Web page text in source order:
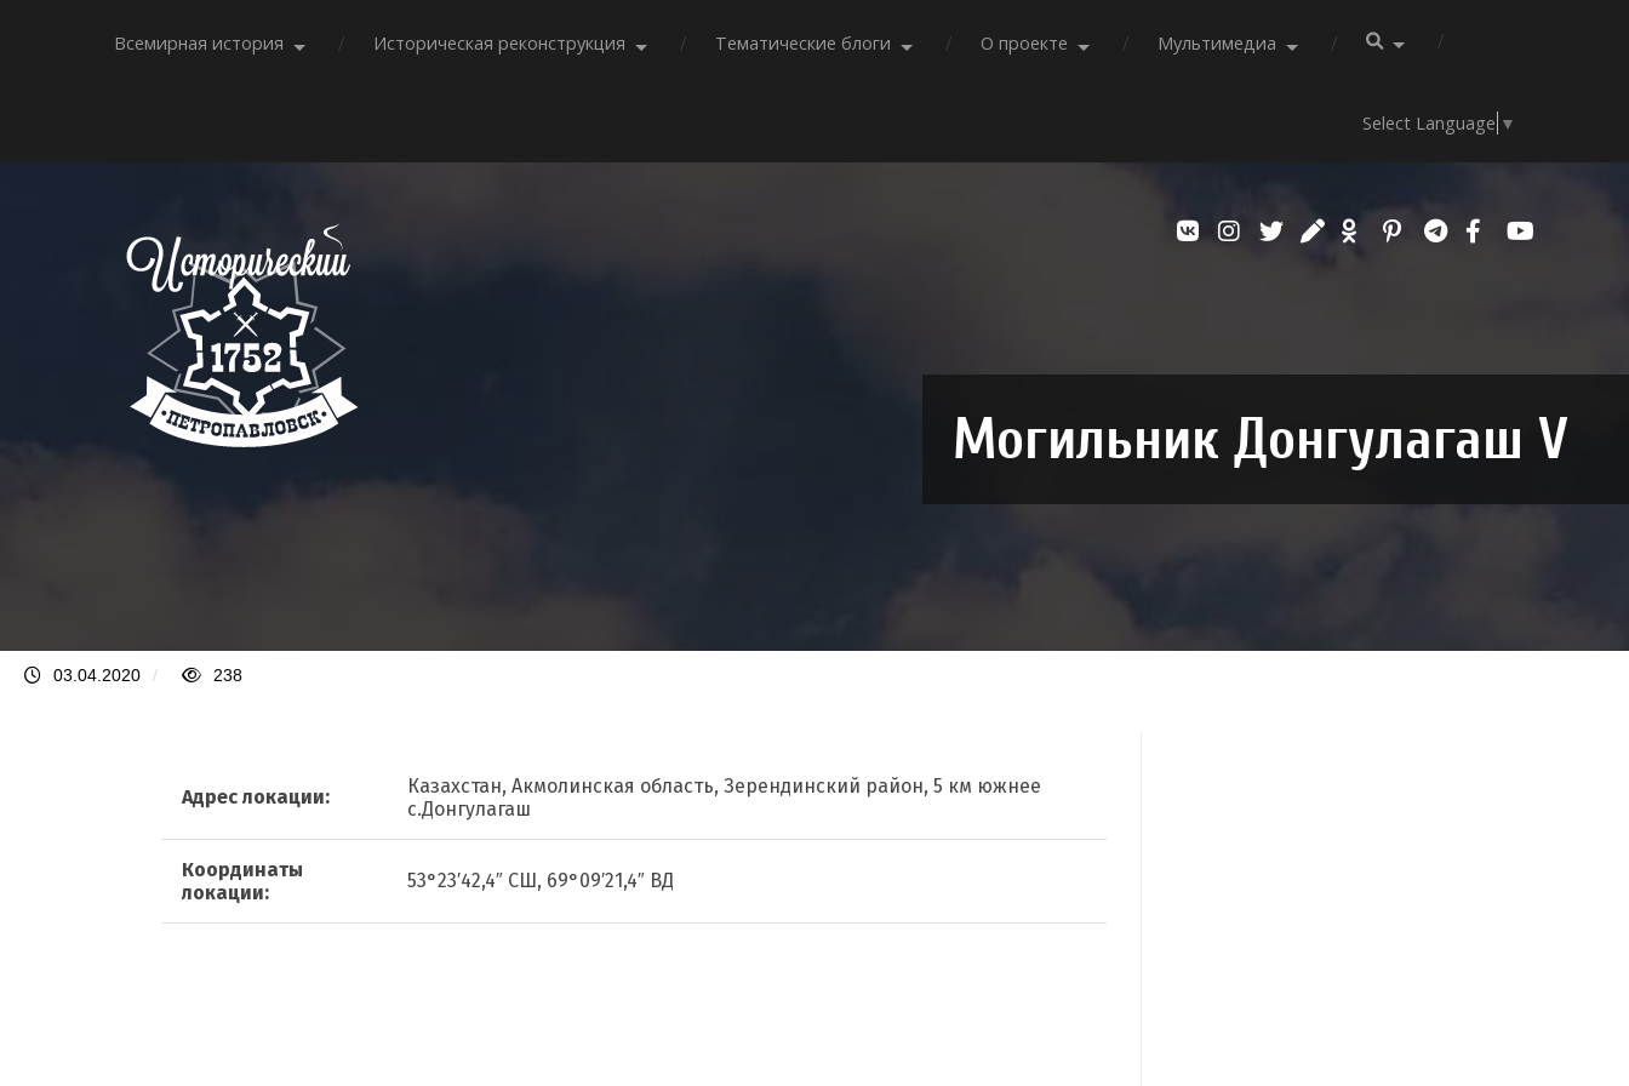
Всемирная история Историческая реконструкция Тематические блоги О проекте Мультимедиа
Select Language ▼
Могильник Донгулагаш V
03.04.2020 / 238
Адрес локации:
Казахстан, Акмолинская область, Зерендинский район, 5 км южнее
с.Донгулагаш
Координаты
локации:
53°23′42,4″ СШ, 69°09′21,4″ ВД